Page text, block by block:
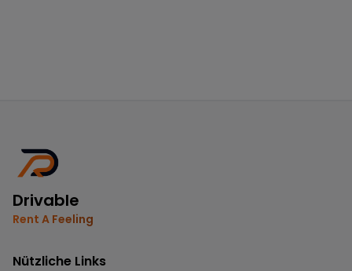
Drivable
Rent A Feeling
Nützliche Links